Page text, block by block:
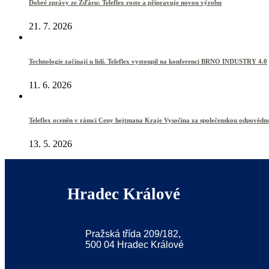
Dobré zprávy ze Žďáru: Teleflex roste a připravuje novou výrobu
21. 7. 2026
Technologie začínají u lidí. Teleflex vystoupil na konferenci BRNO INDUSTRY 4.0
11. 6. 2026
Teleflex oceněn v rámci Ceny hejtmana Kraje Vysočina za společenskou
13. 5. 2026
Hradec Králové
Pražská třída 209/182,
500 04 Hradec Králové